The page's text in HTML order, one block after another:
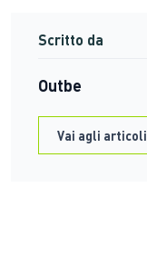
Scritto da
Outbe
Vai agli articoli